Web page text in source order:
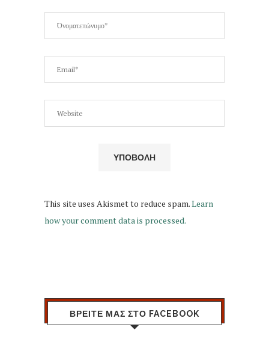
This site uses Akismet to reduce spam.Learn
how your comment data is processed.
ΒΡΕΙΤΕ ΜΑΣ ΣΤΟ FACEBOOK